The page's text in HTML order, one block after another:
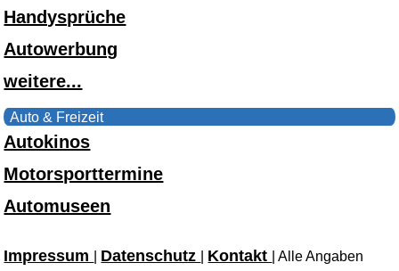
Handysprüche
Autowerbung
weitere...
Auto & Freizeit
Autokinos
Motorsporttermine
Automuseen
Impressum Datenschutz Kontakt
| Alle Angaben